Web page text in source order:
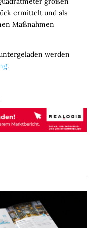
ermittelt und als
Maßnahmen
werden
.